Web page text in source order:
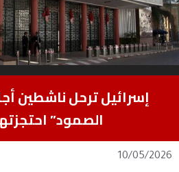
إسرائيل ترحل ناشطين
الصمود”
10/05/2026